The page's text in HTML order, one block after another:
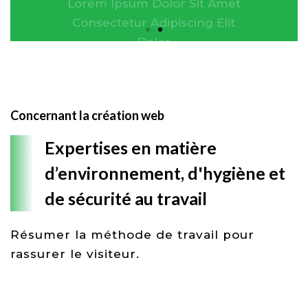
Concernant la création web
Expertises en matière
d’environnement, d'hygiène et
de sécurité au travail
Résumer la méthode de travail pour
rassurer le visiteur.